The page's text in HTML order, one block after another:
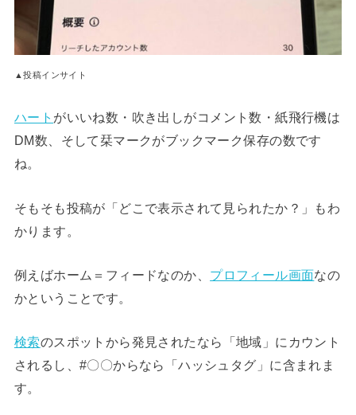
▲投稿インサイト
ハート がいいね数・吹き出しがコメント数・紙飛行機は
DM数、そして栞マークがブックマーク保存の数です
ね。
そもそも投稿が「どこで表示されて見られたか？」もわ
かります。
例えばホーム＝フィードなのか、 プロフィール画面なの
かということです。
検索のスポットから発見されたなら「地域」にカウント
されるし、#〇〇からなら「ハッシュタグ」に含まれま
す。